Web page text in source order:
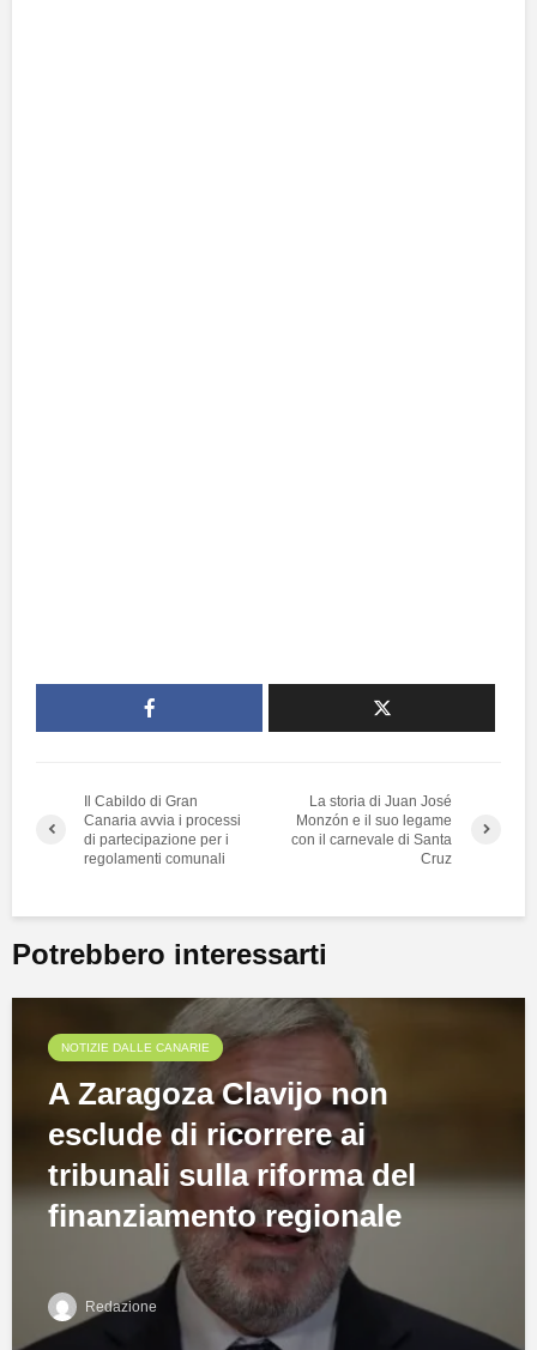
Il Cabildo di Gran
Canaria avvia i processi
di partecipazione per i
regolamenti comunali
La storia di Juan José
Monzón e il suo legame
con il carnevale di Santa
Cruz
Potrebbero interessarti
NOTIZIE DALLE CANARIE
A Zaragoza Clavijo non
esclude di ricorrere ai
tribunali sulla riforma del
finanziamento regionale
Redazione